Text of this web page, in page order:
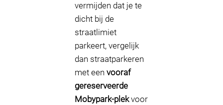
vermijden dat je te
dicht bij de
straatlimiet
parkeert, vergelijk
dan straatparkeren
met een vooraf
gereserveerde
Mobypark-plekvoor